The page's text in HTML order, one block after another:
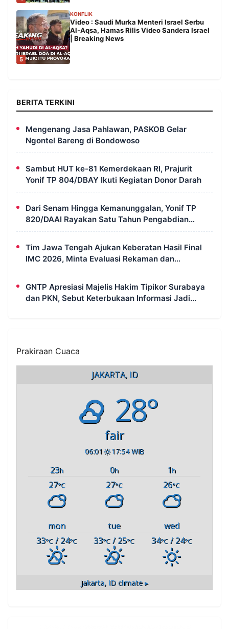
5
KONFLIK
Video : Saudi Murka Menteri Israel Serbu
Al-Aqsa, Hamas Rilis Video Sandera Israel
| Breaking News
BERITA TERKINI
Mengenang Jasa Pahlawan, PASKOB Gelar
Ngontel Bareng di Bondowoso
Sambut HUT ke-81 Kemerdekaan RI, Prajurit
Yonif TP 804/DBAY Ikuti Kegiatan Donor Darah
Dari Senam Hingga Kemanunggalan, Yonif TP
820/DAAI Rayakan Satu Tahun Pengabdian
dengan Semangat Kebersamaan
Tim Jawa Tengah Ajukan Keberatan Hasil Final
IMC 2026, Minta Evaluasi Rekaman dan
Scorecard Juri
GNTP Apresiasi Majelis Hakim Tipikor Surabaya
dan PKN, Sebut Keterbukaan Informasi Jadi
Prakiraan Cuaca
JAKARTA, ID
28°
fair
06:01 17:54 WIB
23h 0h 1h
27°C 27°C 26°C
mon tue
wed
33°C / 24°C 33°C / 25°C 34°C/ 24°C
Jakarta, ID climate ▸